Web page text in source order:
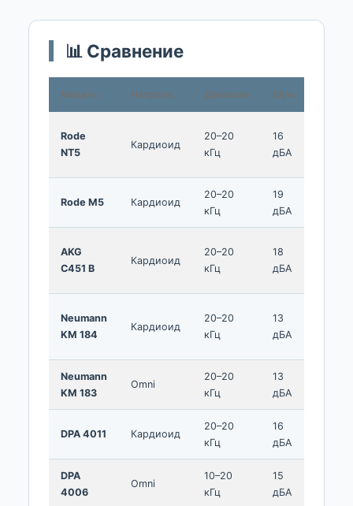
📊 Сравнение
Модель Направл. Диапазон Шум
Rode
NT5
Кардиоид
20–20
кГц
16
дБА
Rode M5 Кардиоид
20–20
кГц
19
дБА
AKG
C451 B
Кардиоид
20–20
кГц
18
дБА
Neumann
KM 184
Кардиоид
20–20
кГц
13
дБА
Neumann
KM 183
Omni
20–20
кГц
13
дБА
DPA 4011 Кардиоид
20–20
кГц
16
дБА
DPA
4006
Omni
10–20
кГц
15
дБА